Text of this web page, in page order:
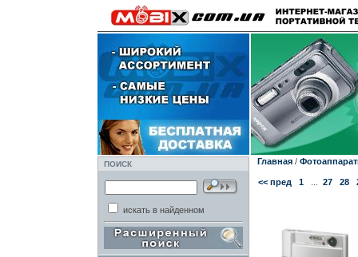
ПОИСК
искать в найденном
Главная/
<< пред 1 27 28